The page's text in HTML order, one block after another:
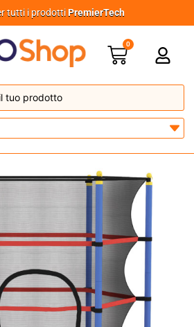
tutti i prodottiPremierTech
0